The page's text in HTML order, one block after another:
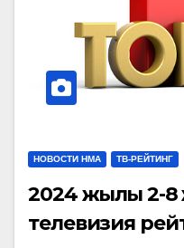
НОВОСТИ НМА ТВ-РЕЙТИНГ
2024 жылғы 2-8
телевизия